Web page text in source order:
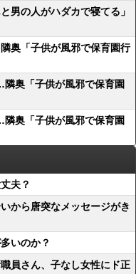
男の人がハダカで寝てる」
奥「子供が風邪で保育園行
奥「子供が風邪で保育園
奥「子供が風邪で保育園
夫？
から唐突なメッセージがき
いのか？
員さん、子なし女性にド正